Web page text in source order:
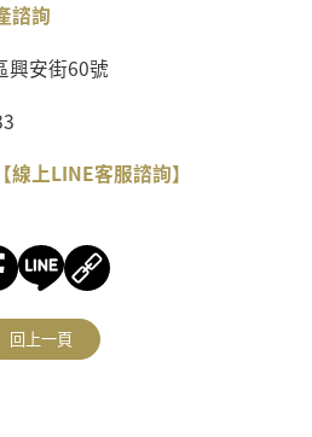
諮詢
興安街60號
線上LINE客服諮詢】
回上一頁